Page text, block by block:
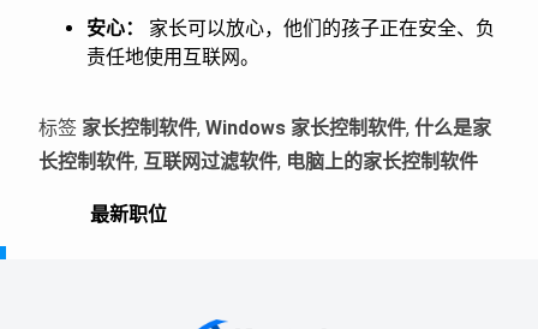
安心：
家长可以放心，他们的孩子正在安全、负
责任地使用互联网。
标签 家长控制软件,Windows 家长控制软件,什么是家
长控制软件, 互联网过滤软件, 电脑上的家长控制软件
最新职位
2025 年最佳 Windows 监控软件